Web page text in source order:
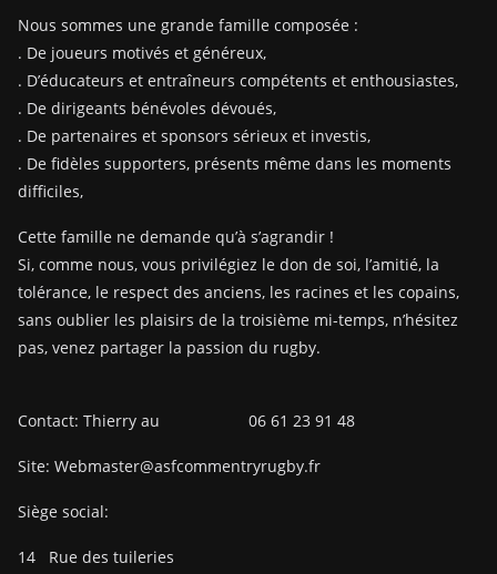
Nous sommes une grande famille composée :
. De joueurs motivés et généreux,
. D’éducateurs et entraîneurs compétents et enthousiastes,
. De dirigeants bénévoles dévoués,
. De partenaires et sponsors sérieux et investis,
. De fidèles supporters, présents même dans les moments
difficiles,
Cette famille ne demande qu’à s’agrandir !
Si, comme nous, vous privilégiez le don de soi, l’amitié, la
tolérance, le respect des anciens, les racines et les copains,
sans oublier les plaisirs de la troisième mi-temps, n’hésitez
pas, venez partager la passion du rugby.
Contact: Thierry au 06 61 23 91 48
Site: Webmaster@asfcommentryrugby.fr
Siège social:
14 Rue des tuileries